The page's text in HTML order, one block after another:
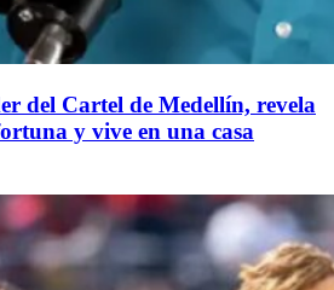
del Cartel de Medellín, revela
y vive en una casa